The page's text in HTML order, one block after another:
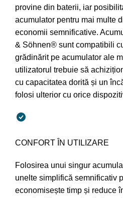
provine din baterii, iar
acumulator pentru mai multe
economii semnificative.
& Söhnen® sunt compatibili
grădinărit pe acumulator ale
utilizatorul trebuie să
cu capacitatea dorită și un
folosi ulterior cu orice
CONFORT ÎN UTILIZARE
Folosirea unui singur
unelte simplifică semnificativ
economisește timp și reduce